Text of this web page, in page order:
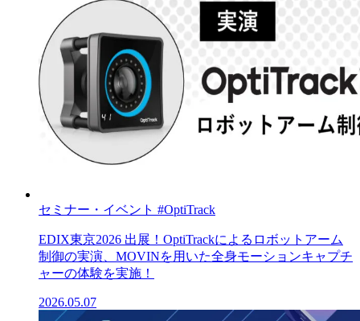
セミナー・イベント #OptiTrack
EDIX東京2026 出展！OptiTrackによるロボットアーム
制御の実演、MOVINを用いた全身モーションキャプチ
ャーの体験を実施！
2026.05.07